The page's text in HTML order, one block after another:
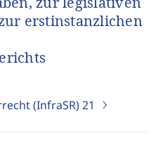
erstinstanzlichen
(InfraSR)21